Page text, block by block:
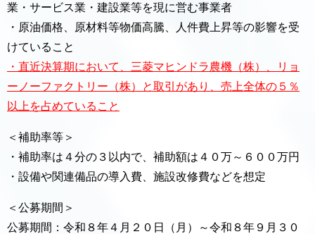
業・サービス業・建設業等を現に営む事業者
・原油価格、原材料等物価高騰、人件費上昇等の影響を受
けていること
・直近決算期において、三菱マヒンドラ農機（株）、リョ
ーノーファクトリー（株）と取引があり、売上全体の５％
以上を占めていること
＜補助率等＞
・補助率は４分の３以内で、補助額は４０万～６００万円
・設備や関連備品の導入費、施設改修費などを想定
＜公募期間＞
公募期間：令和８年４月２０日（月）～令和８年９月３０